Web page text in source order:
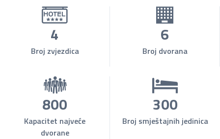
4
Broj zvjezdica
6
Broj dvorana
800
Kapacitet najveće
dvorane
300
Broj smještajnih jedinica